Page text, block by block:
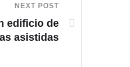
NEXT POST
edificio de
asistidas